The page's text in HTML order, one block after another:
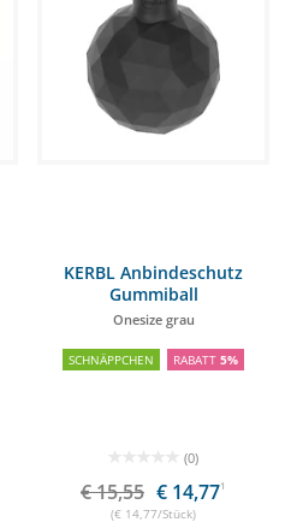
KERBL Anbindeschutz
Gummiball
Onesize grau
SCHNÄPPCHEN RABATT 5%
(0)
€ 15,55 € 14,771
(€ 14,77/Stück)